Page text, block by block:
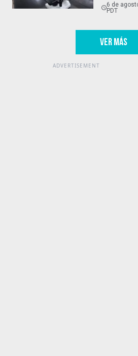
6 de
PDT
VER MÁS